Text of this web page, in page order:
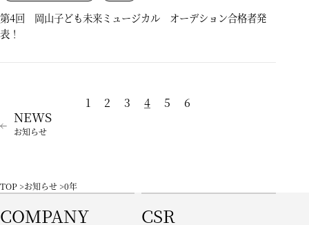
第4回 岡山子ども未来ミュージカル オーデション合格者発
表！
1 2 3 4 5 6
お知らせ
TOP お知らせ 0年
COMPANY CSR